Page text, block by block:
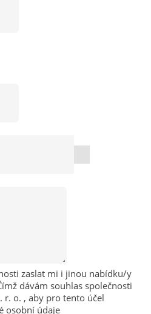
zaslat mi i jinou nabídku/y
dávám souhlas společnosti
r. o. , aby pro tento účel
osobní údaje